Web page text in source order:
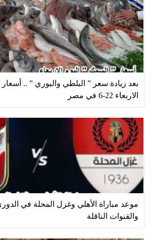
بعد زيادة سعر ” البلطي والبوري ” ..
الاربعاء 22-6 في مصر
موعد مباراة الأهلي وغزل المحلة في
والقنوات الناقلة